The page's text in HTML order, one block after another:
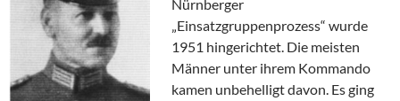
Nürnberger
„Einsatzgruppenprozess“ wurde
1951 hingerichtet. Die meisten
Männer unter ihrem Kommando
kamen unbehelligt davon. Es ging